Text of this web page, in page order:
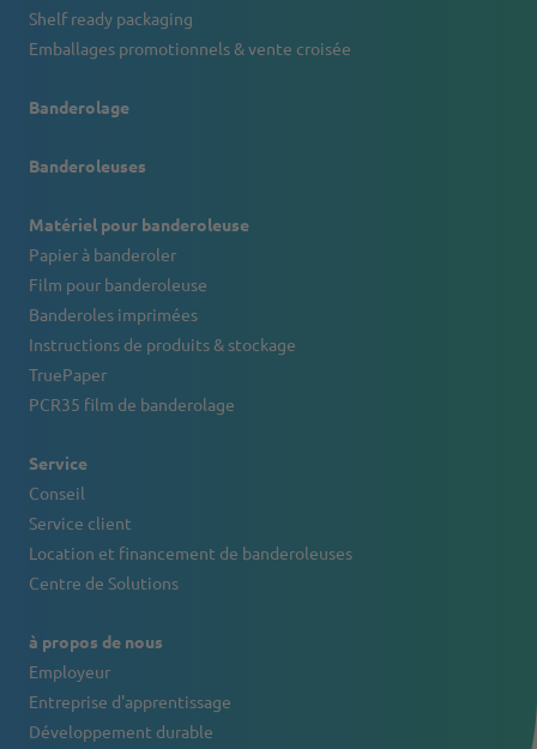
Shelf ready packaging
Emballages promotionnels & vente croisée
Banderolage
Banderoleuses
Matériel pour banderoleuse
Papier à banderoler
Film pour banderoleuse
Banderoles imprimées
Instructions de produits & stockage
TruePaper
PCR35 film de banderolage
Service
Conseil
Service client
Location et financement de banderoleuses
Centre de Solutions
à propos de nous
Employeur
Entreprise d'apprentissage
Développement durable